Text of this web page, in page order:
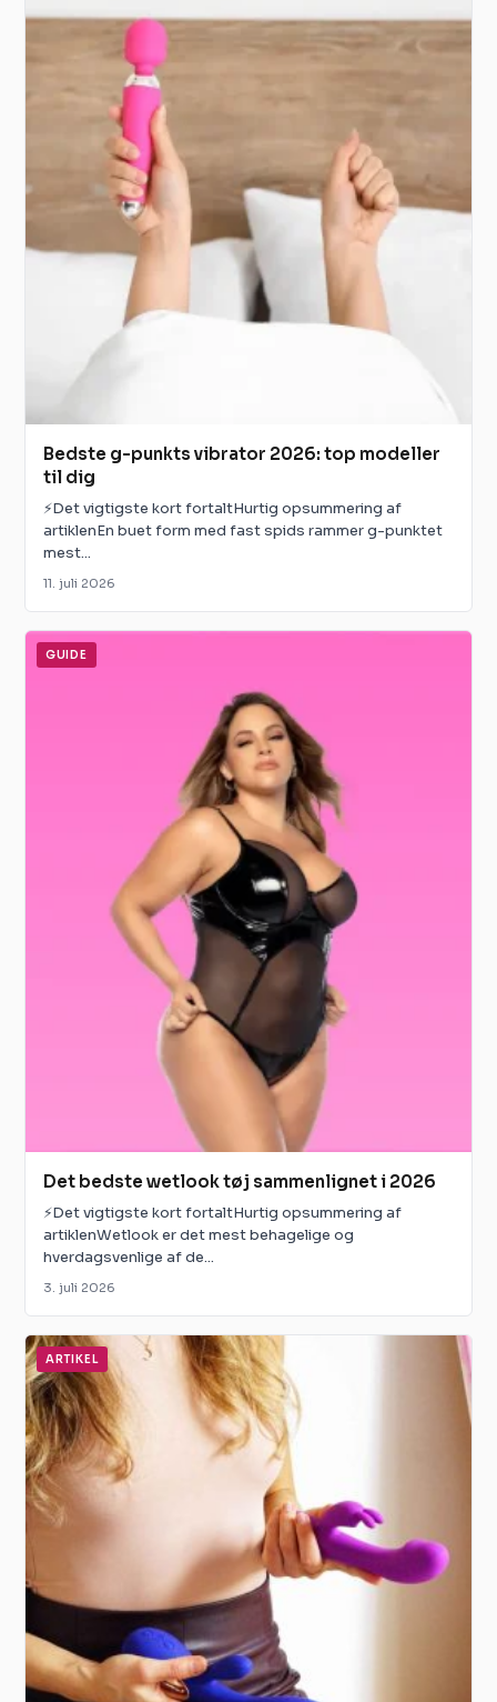
Bedste g-punkts vibrator 2026: top modeller
til dig
⚡Det vigtigste kort fortaltHurtig opsummering af
artiklenEn buet form med fast spids rammer g-punktet
mest...
11. juli 2026
GUIDE
Det bedste wetlook tøj sammenlignet i 2026
⚡Det vigtigste kort fortaltHurtig opsummering af
artiklenWetlook er det mest behagelige og
hverdagsvenlige af de...
3. juli 2026
ARTIKEL